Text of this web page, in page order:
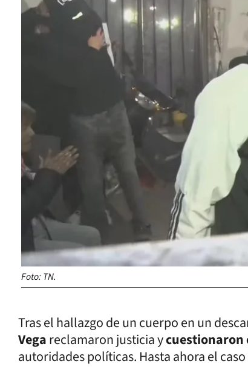
Foto: TN.
Tras el hallazgo de un cuerpo en un
Vegareclamaron justicia ycuestionaron
autoridades políticas. Hasta ahora el